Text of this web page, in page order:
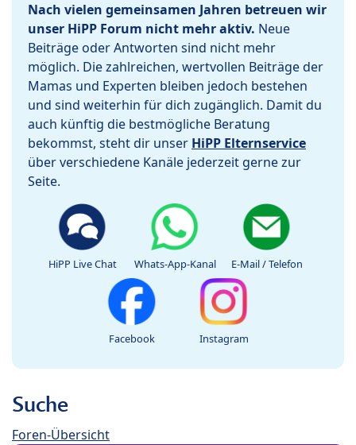
Nach vielen gemeinsamen Jahren betreuen wir
unser HiPP Forum nicht mehr aktiv. Neue
Beiträge oder Antworten sind nicht mehr
möglich. Die zahlreichen, wertvollen Beiträge der
Mamas und Experten bleiben jedoch bestehen
und sind weiterhin für dich zugänglich. Damit du
auch künftig die bestmögliche Beratung
bekommst, steht dir unser HiPP Elternservice
über verschiedene Kanäle jederzeit gerne zur
Seite.
HiPP Live Chat Whats-App-Kanal E-Mail / Telefon
Facebook Instagram
Suche
Foren-Übersicht